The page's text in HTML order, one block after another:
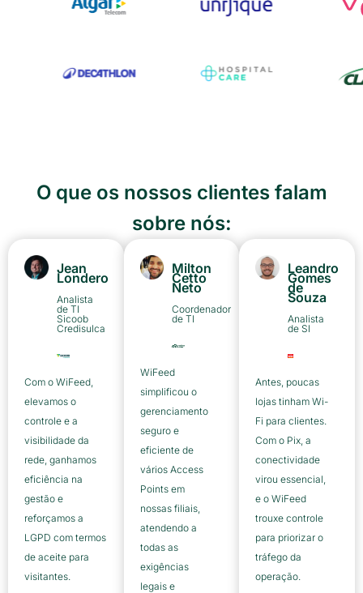
O que os nossos clientes falam
sobre nós:
Jean
Londero
Analista
de TI
Sicoob
Credisulca
Com o WiFeed,
elevamos o
controle e a
visibilidade da
rede, ganhamos
eficiência na
gestão e
reforçamos a
LGPD com termos
de aceite para
visitantes.
Milton
Cetto
Neto
Coordenador
de TI
WiFeed
simplificou o
gerenciamento
seguro e
eficiente de
vários Access
Points em
nossas filiais,
atendendo a
todas as
exigências
legais e
Leandro
Gomes
de
Souza
Analista
de SI
Antes, poucas
lojas tinham Wi-
Fi para clientes.
Com o Pix, a
conectividade
virou essencial,
e o WiFeed
trouxe controle
para priorizar o
tráfego da
operação.